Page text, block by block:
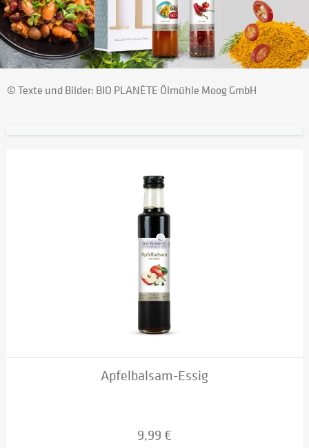
© Texte und Bilder: BIO PLANÈTE Ölmühle Moog GmbH
Apfelbalsam-Essig
9,99 €